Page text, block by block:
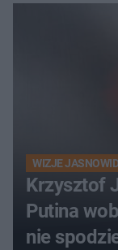
WIZJE
Krzysztof
Putina
nie